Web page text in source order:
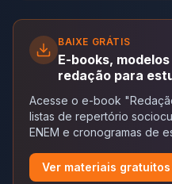
BAIXE GRÁTIS
E-books,
redação para
Acesse o e-book
listas de repertório
ENEM e cronogramas de
Ver materiais gratuitos